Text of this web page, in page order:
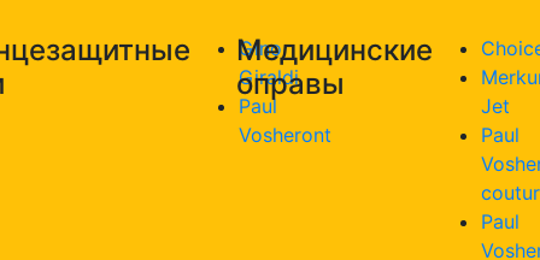
Gino
Giraldi
Paul
Vosheront
Медицинские
оправы
Jet
Paul
Paul